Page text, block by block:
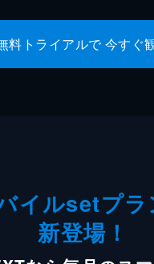
料トライアルで 今すぐ
イルsetプラ
新登場！